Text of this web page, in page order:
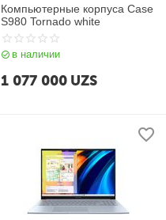
Компьютерные корпуса Case
S980 Tornado white
в наличии
1 077 000 UZS